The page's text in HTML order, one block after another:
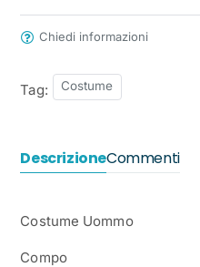
Chiedi informazioni
Tag: Costume
DescrizioneCommenti
Costume Uommo
Compo